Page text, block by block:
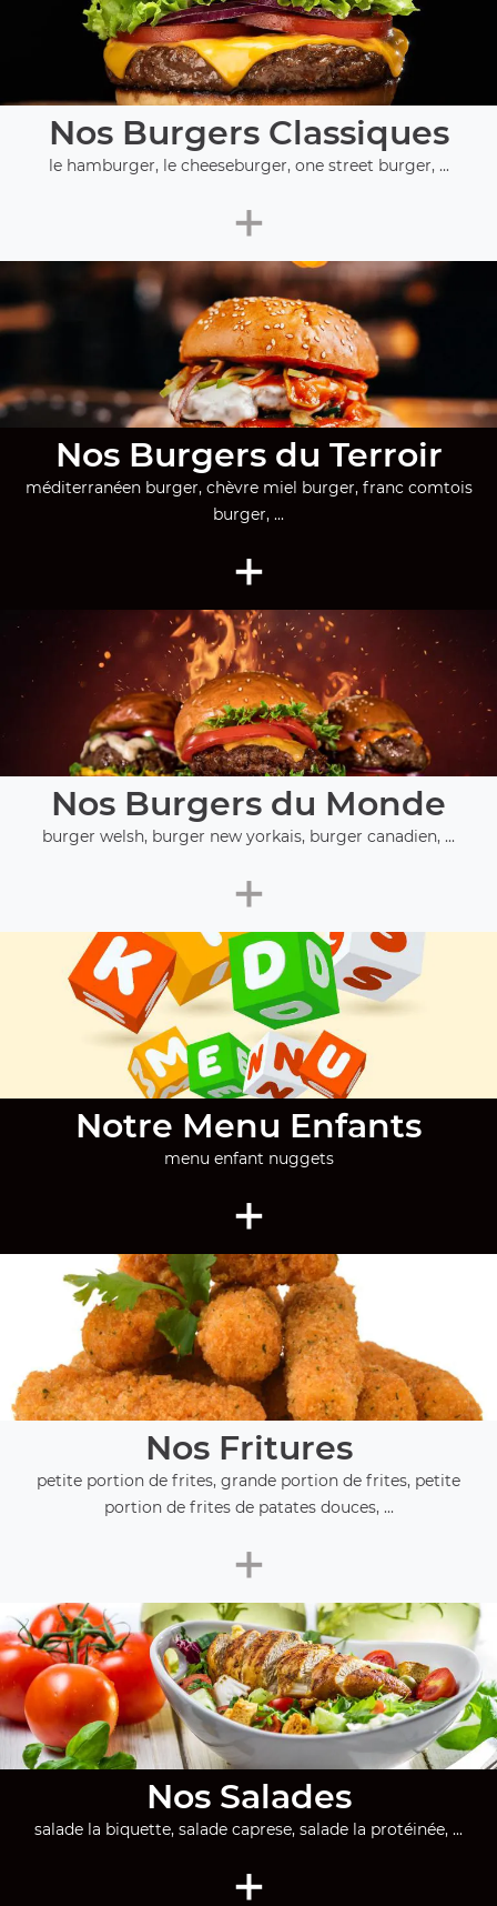
Nos Burgers Classiques
le hamburger, le cheeseburger, one street burger, ...
+
Nos Burgers du Terroir
méditerranéen burger, chèvre miel burger, franc comtois
burger, ...
+
Nos Burgers du Monde
burger welsh, burger new yorkais, burger canadien, ...
+
Notre Menu Enfants
menu enfant nuggets
+
Nos Fritures
petite portion de frites, grande portion de frites, petite
portion de frites de patates douces, ...
+
Nos Salades
salade la biquette, salade caprese, salade la protéinée, ...
+